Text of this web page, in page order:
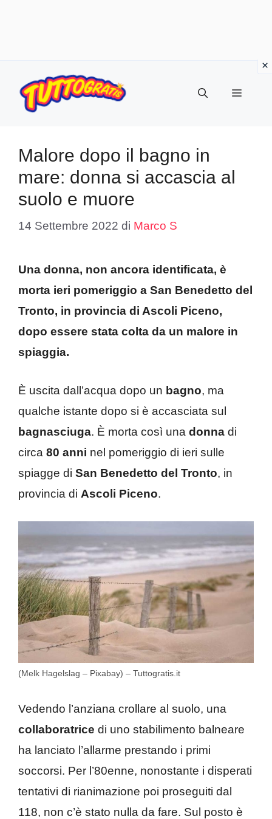
contenuto
Menu
Malore dopo il bagno in
mare: donna si accascia al
suolo e muore
14 Settembre 2022 di Marco S
Una donna, non ancora identificata, è
morta ieri pomeriggio a San Benedetto del
Tronto, in provincia di Ascoli Piceno,
dopo essere stata colta da un malore in
spiaggia.
È uscita dall’acqua dopo un bagno, ma
qualche istante dopo si è accasciata sul
bagnasciuga. È morta così una donna di
circa 80 anni nel pomeriggio di ieri sulle
spiagge di San Benedetto del Tronto, in
provincia di Ascoli Piceno.
(Melk Hagelslag – Pixabay) – Tuttogratis.it
Vedendo l’anziana crollare al suolo, una
collaboratrice di uno stabilimento balneare
ha lanciato l’allarme prestando i primi
soccorsi. Per l’80enne, nonostante i disperati
tentativi di rianimazione poi proseguiti dal
118, non c’è stato nulla da fare. Sul posto è